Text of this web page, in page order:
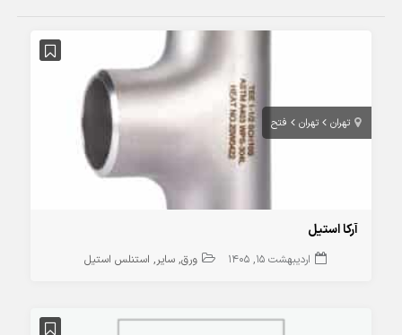
تهران تهران فتح
آرکا استیل
اردیبهشت 15, 1405 ورق سایر استنلس استیل